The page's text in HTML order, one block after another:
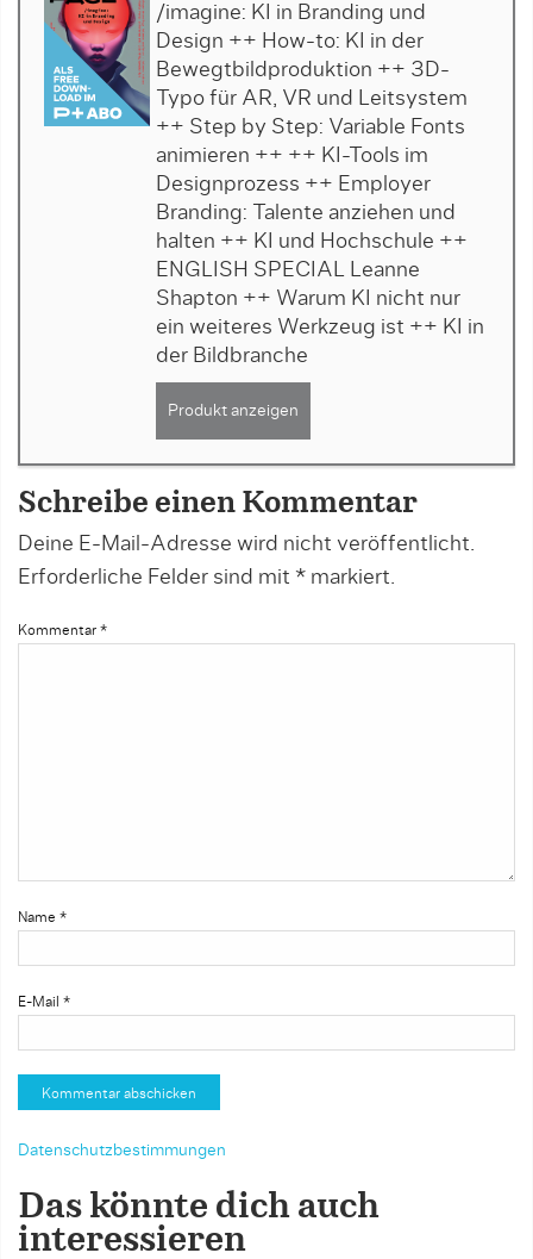
/imagine: KI in Branding und
Design ++ How-to: KI in der
Bewegtbildproduktion ++ 3D-
Typo für AR, VR und Leitsystem
++ Step by Step: Variable Fonts
animieren ++ ++ KI-Tools im
Designprozess ++ Employer
Branding: Talente anziehen und
halten ++ KI und Hochschule ++
ENGLISH SPECIAL Leanne
Shapton ++ Warum KI nicht nur
ein weiteres Werkzeug ist ++ KI in
der Bildbranche
Produkt anzeigen
Schreibe einen Kommentar
Deine E-Mail-Adresse wird nicht veröffentlicht.
Erforderliche Felder sind mit * markiert.
Kommentar *
Name *
E-Mail *
Datenschutzbestimmungen
Das könnte dich auch
interessieren